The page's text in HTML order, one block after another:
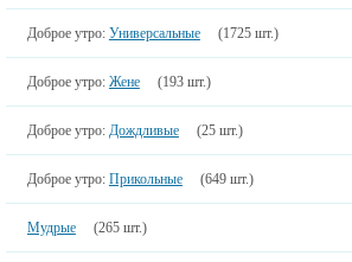
Доброе утро: Универсальные (1725 шт.)
Доброе утро: Жене (193 шт.)
Доброе утро: Дождливые (25 шт.)
Доброе утро: Прикольные (649 шт.)
Мудрые (265 шт.)